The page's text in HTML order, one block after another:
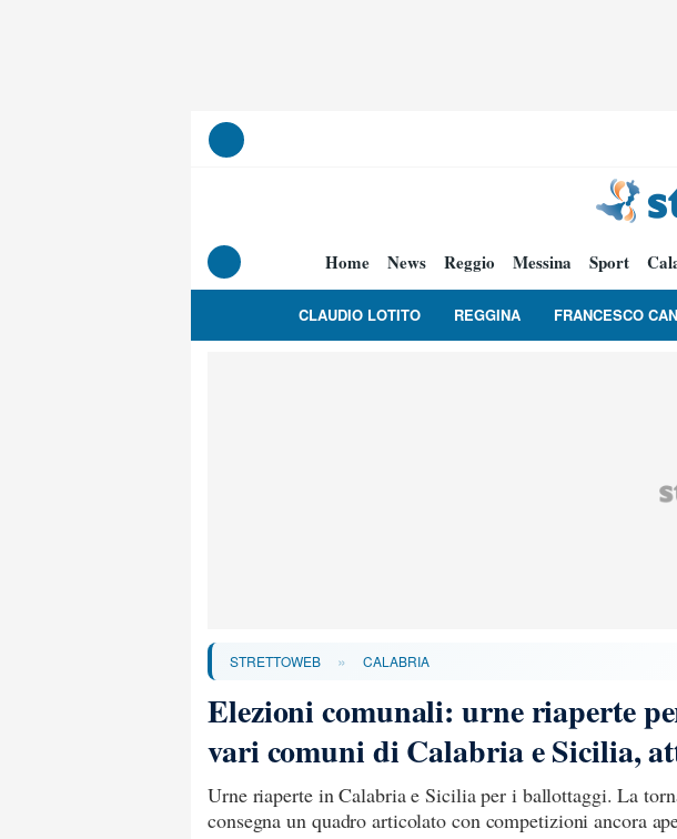
Home News Reggio Messina Sport
CLAUDIO LOTITO REGGINA FRANCESCO
STRETTOWEB » CALABRIA
Elezioni comunali: urne riaperte
vari comuni di Calabria e Sicilia,
Urne riaperte in Calabria e Sicilia per i ballottaggi. La
consegna un quadro articolato con competizioni ancora